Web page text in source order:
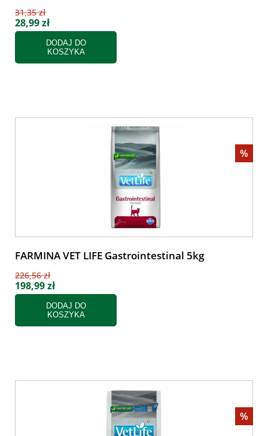
31,35 zł
28,99 zł
DODAJ DO
KOSZYKA
%
FARMINA VET LIFE Gastrointestinal 5kg
226,56 zł
198,99 zł
DODAJ DO
KOSZYKA
%